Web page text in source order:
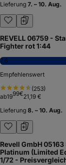
Lieferung 7. – 10. Aug.
REVELL 06759 -
Fighter rot 1:44
7,6
Empfehlenswert
(253)
ab1999€21,19 €
Lieferung 8. – 10. Aug.
Revell GmbH
Platinum (Limited
1/72 -